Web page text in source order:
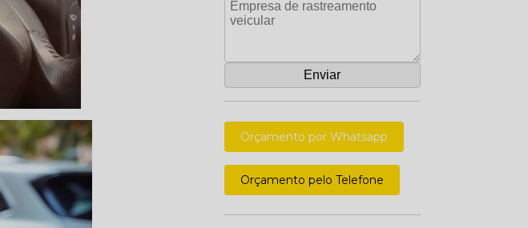
Orçamento por Whatsapp
Orçamento pelo Telefone